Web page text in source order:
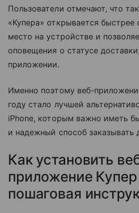
Пользователи отмечают, что
«Купера» открывается быстрее
место на устройстве и
оповещения о статусе
приложении.
Именно поэтому веб-
году стало лучшей
iPhone, которым важно иметь
и надежный способ заказывать
Как установить
приложение Купер
пошаговая